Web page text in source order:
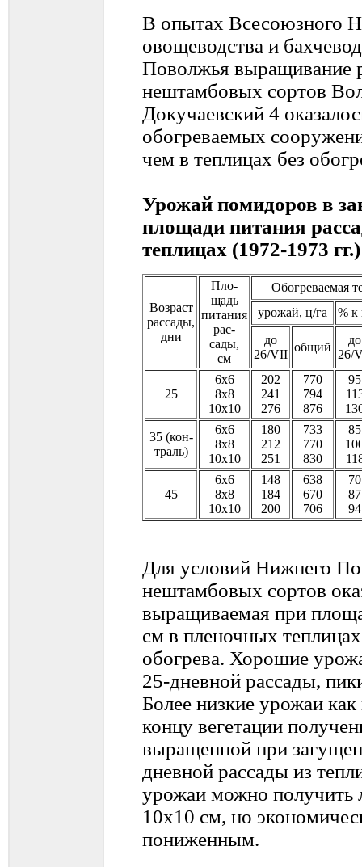
В опытах Всесоюзного
овощеводства и
Поволжья выращивание
нештамбовых сортов
Докучаевский 4
обогреваемых
чем в теплицах без
Урожай помидоров в
площади питания
теплицах (1972-1973 гг.)
Возраст
рассады,
дни
Пло-
щадь
питания
рас-
сады,
см
Обогреваемая
урожай, ц/га
% к
до
26/VII
общий
до
26/
25
6х6
8х8
10х10
202
241
276
770
794
876
95
35 (кон-
траль)
6х6
8х8
10х10
180
212
251
733
770
830
85
45
6х6
8х8
10х10
148
184
200
638
670
706
70
87
94
Для условий Нижнего
нештамбовых сортов
выращиваемая при
см в пленочных
обогрева. Хорошие
25-дневной рассады,
Более низкие урожаи
концу вегетации
выращенной при
дневной рассады из
урожаи можно получить
10х10 см, но
пониженным.